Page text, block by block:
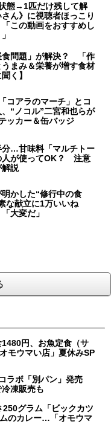
態→1匹だけ残して解
ん》に視聴者ほっこり
「この動画をおすすめし
食問題」が解決？ 「作
まみ＆栄養が増す食材
く】
コアラのマーチ」とコ
“ノコル”二宮和也らが
ッカー＆缶バッジ
分…甘味料「マルチトー
人が使ってOK？ 注意
解説
明かした“修行中の食
献立に1万いいね
大変だ」
円、お魚定食（サ
モウマい店」夏休みSP
ラボ「別パン」発売
凍販売も
グラム「ビックカツ
のカレー…「オモウマ